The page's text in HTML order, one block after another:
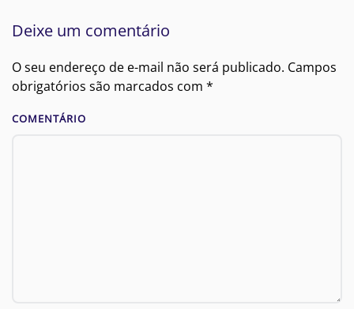
Deixe um comentário
O seu endereço de e-mail não será publicado. Campos
obrigatórios são marcados com *
COMENTÁRIO